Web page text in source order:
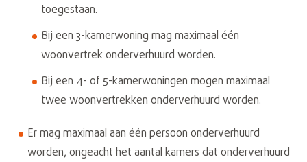
toegestaan.
Bij een 3-kamerwoning mag maximaal één
woonvertrek onderverhuurd worden.
Bij een 4- of 5-kamerwoningen mogen maximaal
twee woonvertrekken onderverhuurd worden.
Er mag maximaal aan één persoon onderverhuurd
worden, ongeacht het aantal kamers dat onderverhuurd